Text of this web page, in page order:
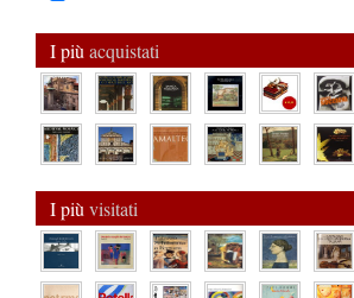
I più acquistati
I più visitati